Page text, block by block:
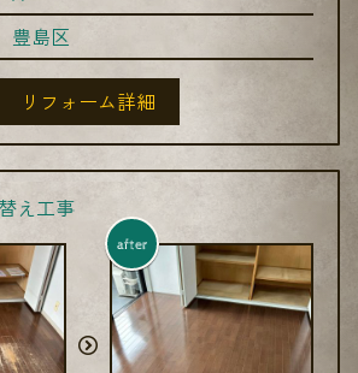
豊島区
リフォーム詳細
え工事
after